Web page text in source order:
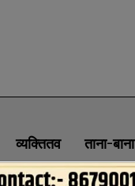
व्यक्तितव ताना-बाना
ABOUT